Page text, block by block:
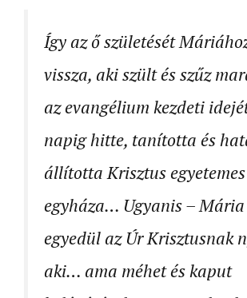
Így az ő születését
vissza, aki szült és szűz
az evangélium kezdeti
napig hitte, tanította és
állította Krisztus egyetemes
egyháza… Ugyanis – Mária
egyedül az Úr Krisztusnak
aki… ama méhet és kaput